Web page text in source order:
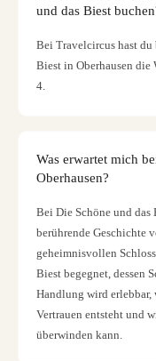
und das Biest
Bei Travelcircus hast du
Biest in Oberhausen
4.
Was erwartet mich
Oberhausen?
Bei Die Schöne und das
berührende Geschichte
geheimnisvollen
Biest begegnet, dessen
Handlung wird erlebbar,
Vertrauen entsteht und
überwinden kann.